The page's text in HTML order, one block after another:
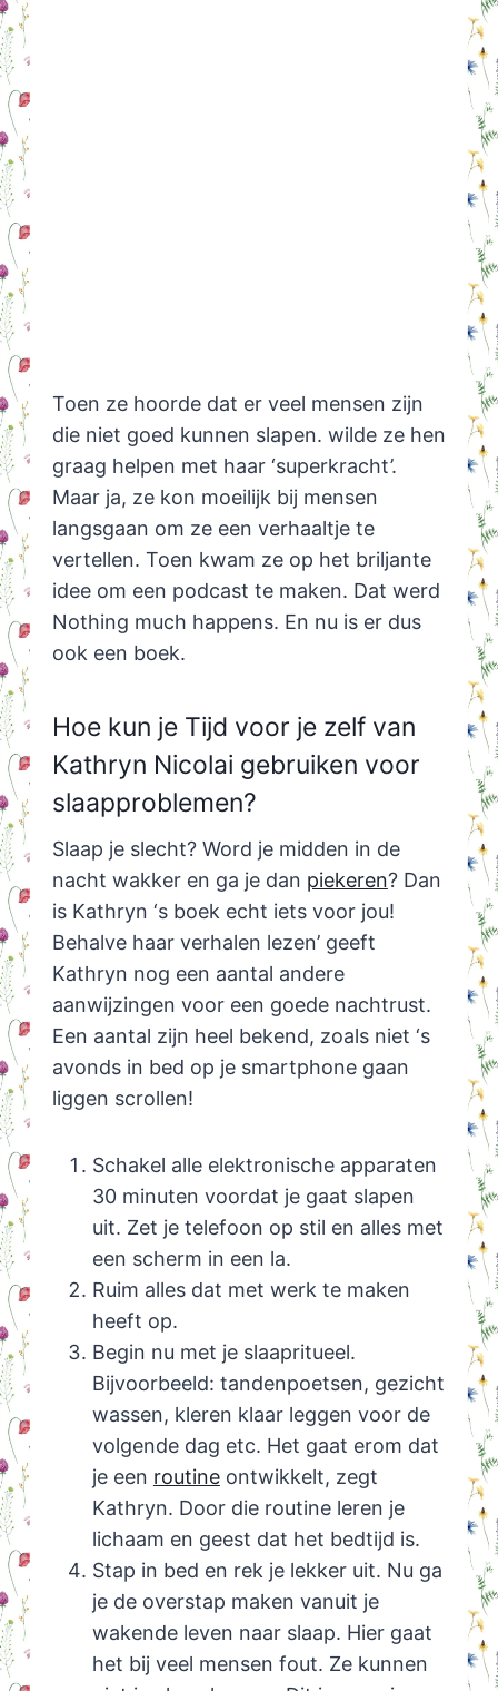
Toen ze hoorde dat er veel mensen zijn
die niet goed kunnen slapen. wilde ze hen
graag helpen met haar ‘superkracht’.
Maar ja, ze kon moeilijk bij mensen
langsgaan om ze een verhaaltje te
vertellen. Toen kwam ze op het briljante
idee om een podcast te maken. Dat werd
Nothing much happens. En nu is er dus
ook een boek.
Hoe kun je Tijd voor je zelf van
Kathryn Nicolai gebruiken voor
slaapproblemen?
Slaap je slecht? Word je midden in de
nacht wakker en ga je dan piekeren? Dan
is Kathryn ‘s boek echt iets voor jou!
Behalve haar verhalen lezen’ geeft
Kathryn nog een aantal andere
aanwijzingen voor een goede nachtrust.
Een aantal zijn heel bekend, zoals niet ‘s
avonds in bed op je smartphone gaan
liggen scrollen!
Schakel alle elektronische apparaten
30 minuten voordat je gaat slapen
uit. Zet je telefoon op stil en alles met
een scherm in een la.
Ruim alles dat met werk te maken
heeft op.
Begin nu met je slaapritueel.
Bijvoorbeeld: tandenpoetsen, gezicht
wassen, kleren klaar leggen voor de
volgende dag etc. Het gaat erom dat
je een routineontwikkelt, zegt
Kathryn. Door die routine leren je
lichaam en geest dat het bedtijd is.
Stap in bed en rek je lekker uit. Nu ga
je de overstap maken vanuit je
wakende leven naar slaap. Hier gaat
het bij veel mensen fout. Ze kunnen